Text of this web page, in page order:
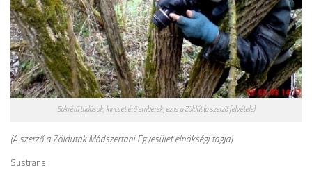
Sokrétű tudások, kincset érő emberek, ez is a Zöldút (a szerző felvétele)
(A szerző a Zöldutak Módszertani Egyesület elnökségi tagja)
Sustrans